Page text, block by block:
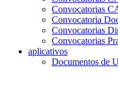
Convocatorias
Convocatoria
Convocatorias
Convocatorias
aplicativos
Documentos de